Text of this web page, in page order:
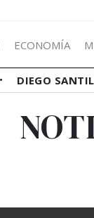
ECONOMÍA
DIEGO